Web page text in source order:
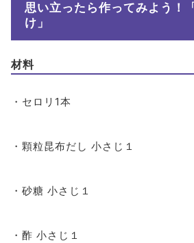
思い立ったら作ってみよう！
け」
材料
・セロリ1本
・顆粒昆布だし 小さじ１
・砂糖 小さじ１
・酢 小さじ１